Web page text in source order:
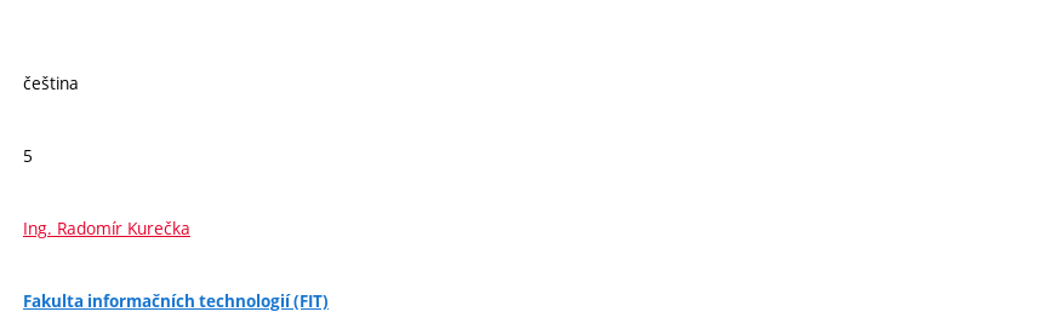
čeština
5
Ing. Radomír Kurečka
Fakulta informačních technologií (FIT)